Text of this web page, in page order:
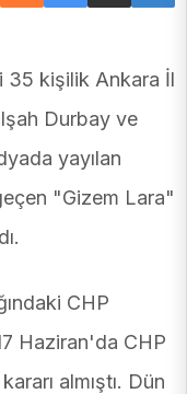
35 kişilik Ankara İl
Durbay ve
yayılan
"Gizem Lara"
CHP
Haziran'da CHP
almıştı. Dün